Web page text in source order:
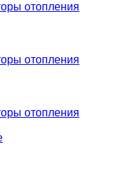
отопления
отопления
отопления